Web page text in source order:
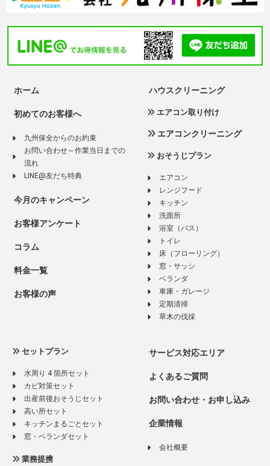
ホーム
初めてのお客様へ
九州保全からのお約束
お問い合わせ～作業当日までの
流れ
LINE@友だち特典
今月のキャンペーン
お客様アンケート
コラム
料金一覧
お客様の声
ハウスクリーニング
エアコン取り付け
エアコンクリーニング
おそうじプラン
エアコン
レンジフード
キッチン
洗面所
浴室（バス）
トイレ
床（フローリング）
窓・サッシ
ベランダ
車庫・ガレージ
定期清掃
草木の伐採
セットプラン
水周り 4 箇所セット
カビ対策セット
出産前後おそうじセット
高い所セット
キッチンまるごとセット
窓・ベランダセット
業務提携
サービス対応エリア
よくあるご質問
お問い合わせ・お申し込み
企業情報
会社概要